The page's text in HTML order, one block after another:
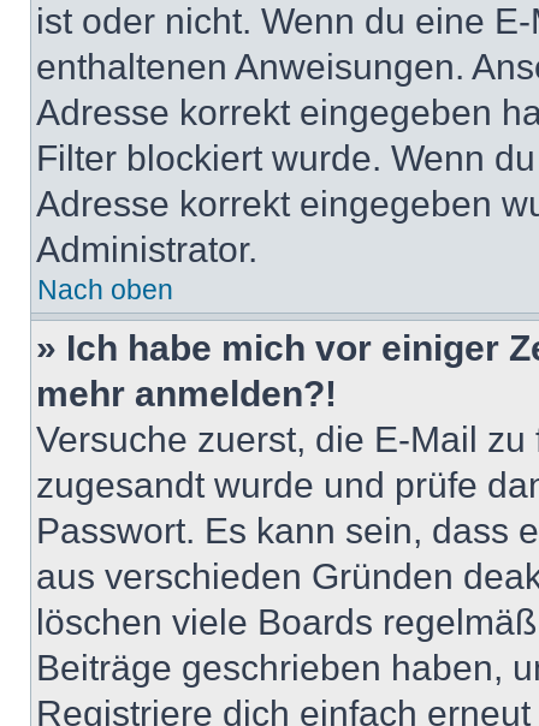
ist oder nicht. Wenn du eine
enthaltenen Anweisungen.
Adresse korrekt eingegeben
Filter blockiert wurde. Wenn
Adresse korrekt eingegeben
Administrator.
Nach oben
» Ich habe mich vor einiger
mehr anmelden?!
Versuche zuerst, die E-Mail
zugesandt wurde und prüfe
Passwort. Es kann sein, dass
aus verschieden Gründen
löschen viele Boards
Beiträge geschrieben haben,
Registriere dich einfach